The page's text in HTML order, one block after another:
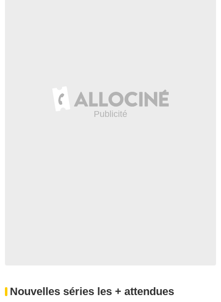
Nouvelles séries les + attendues